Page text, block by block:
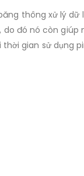
thông xử lý dữ
do đó nó còn
gian sử dụng